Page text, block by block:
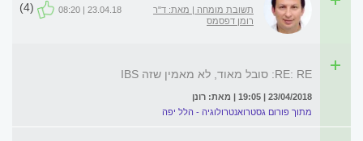
תשובת מומחה | מאת: ד"ר
רומן דפסמס
23.04.18 | 08:20
(4)
RE: RE: סובל מאוד, לא מאמין שזה IBS
23/04/2018 | 19:05 | מאת: רונן
מתוך פורום גסטרואנטרולוגיה - הלל יפה